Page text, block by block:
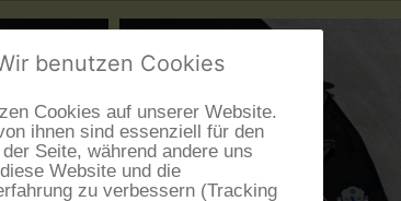
benutzen Cookies
Cookies auf unserer Website.
ihnen sind essenziell für den
Seite, während andere uns
Website und die
zu verbessern (Tracking